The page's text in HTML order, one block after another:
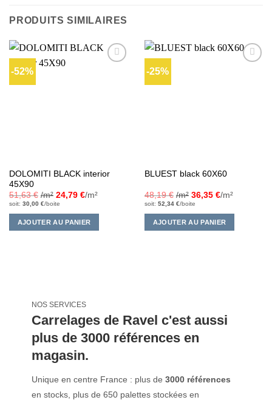
PRODUITS SIMILAIRES
-52%
DOLOMITI BLACK interior
45X90
51,63€ /m² 24,79 €/m²
soit: 30,00 €/boite
AJOUTER AU PANIER
-25%
BLUEST black 60X60
48,19€ /m² 36,35 €/m²
soit: 52,34 €/boite
AJOUTER AU PANIER
NOS SERVICES
Carrelages de Ravel c'est aussi
plus de 3000 références en
magasin.
Unique en centre France : plus de3000 références
en stocks, plus de 650 palettes stockées en